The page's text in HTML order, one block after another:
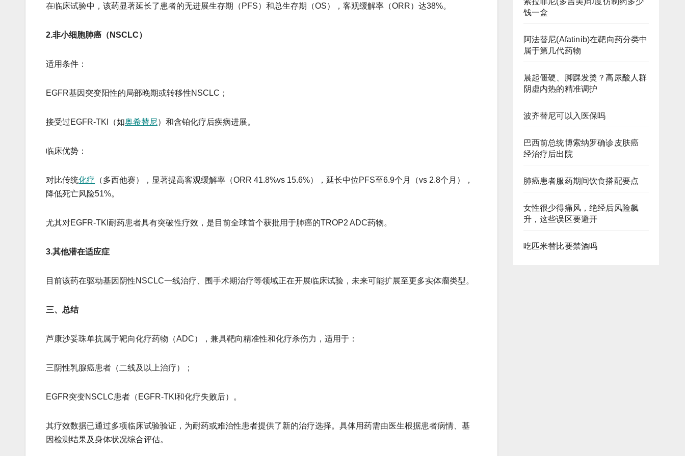
在临床试验中，该药显著延长了患者的无进展生存期（PFS）和总生存期（OS），客观缓解率（ORR）达38%。
2.​​非小细胞肺癌（NSCLC）​​
​​适用条件​​：
EGFR基因突变阳性的局部晚期或转移性NSCLC；
接受过EGFR-TKI（如奥希替尼）和含铂化疗后疾病进展。
​​临床优势​​：
对比传统化疗 （多西他赛），显著提高客观缓解率（ORR 41.8%vs 15.6%），延长中位PFS至6.9个月（vs 2.8个月），
降低死亡风险51%。
尤其对EGFR-TKI耐药患者具有突破性疗效，是目前全球首个获批用于肺癌的TROP2 ADC药物。
3.​​其他潜在适应症​​
目前该药在驱动基因阴性NSCLC一线治疗、围手术期治疗等领域正在开展临床试验，未来可能扩展至更多实体瘤类型。
三、总结
芦康沙妥珠单抗属于​​靶向化疗药物（ADC）​​，兼具靶向精准性和化疗杀伤力，适用于：
​​三阴性乳腺癌​​患者（二线及以上治疗）；
​​EGFR突变NSCLC​​患者（EGFR-TKI和化疗失败后）。
其疗效数据已通过多项临床试验验证，为耐药或难治性患者提供了新的治疗选择。具体用药需由医生根据患者病情、基
因检测结果及身体状况综合评估。
钱一盒
阿法替尼(Afatinib)在靶向药分类中
属于第几代药物
晨起僵硬、脚踝发烫？高尿酸人群
阴虚内热的精准调护
波齐替尼可以入医保吗
巴西前总统博索纳罗确诊皮肤癌
经治疗后出院
肺癌患者服药期间饮食搭配要点
女性很少得痛风，绝经后风险飙
升，这些误区要避开
吃匹米替比要禁酒吗